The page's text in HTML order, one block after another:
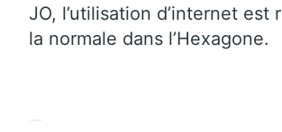
JO, l’utilisation d’internet est
la normale dans l’Hexagone.